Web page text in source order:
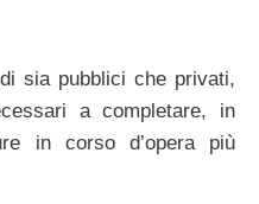
sia pubblici che privati,
a completare, in
in corso d’opera più